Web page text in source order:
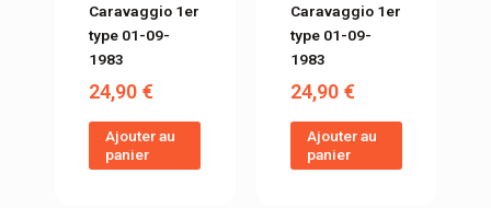
Caravaggio 1er
type 01-09-
1983
24,90€
Ajouter au
panier
Caravaggio 1er
type 01-09-
1983
24,90€
Ajouter au
panier